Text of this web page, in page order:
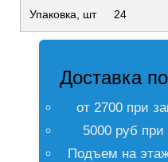
Упаковка, шт 24
Доставка
от 2700 при
5000 руб при
Подъем на